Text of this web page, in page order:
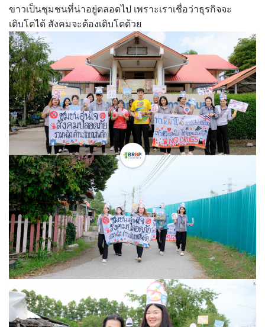
ขาวเป็นชุมชนที่น่าอยู่ตลอดไป เพราะเราเชื่อว่าธุรกิจจะ
เติบโตได้ สังคมจะต้องเติบโตด้วย